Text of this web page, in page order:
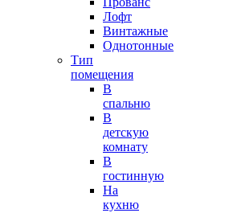
Лофт
Винтажные
Однотонные
Тип
помещения
В
спальню
В
детскую
комнату
В
гостинную
На
кухню